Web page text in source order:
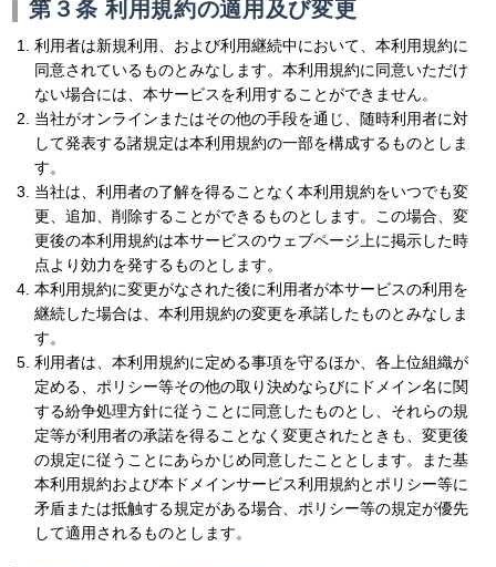
第３条 利用規約の適用及び変更
利用者は新規利用、および利用継続中において、本利用規約に
同意されているものとみなします。本利用規約に同意いただけ
ない場合には、本サービスを利用することができません。
当社がオンラインまたはその他の手段を通じ、随時利用者に対
して発表する諸規定は本利用規約の一部を構成するものとしま
す。
当社は、利用者の了解を得ることなく本利用規約をいつでも変
更、追加、削除することができるものとします。この場合、変
更後の本利用規約は本サービスのウェブページ上に掲示した時
点より効力を発するものとします。
本利用規約に変更がなされた後に利用者が本サービスの利用を
継続した場合は、本利用規約の変更を承諾したものとみなしま
す。
利用者は、本利用規約に定める事項を守るほか、各上位組織が
定める、ポリシー等その他の取り決めならびにドメイン名に関
する紛争処理方針に従うことに同意したものとし、それらの規
定等が利用者の承諾を得ることなく変更されたときも、変更後
の規定に従うことにあらかじめ同意したこととします。また基
本利用規約および本ドメインサービス利用規約とポリシー等に
矛盾または抵触する規定がある場合、ポリシー等の規定が優先
して適用されるものとします。